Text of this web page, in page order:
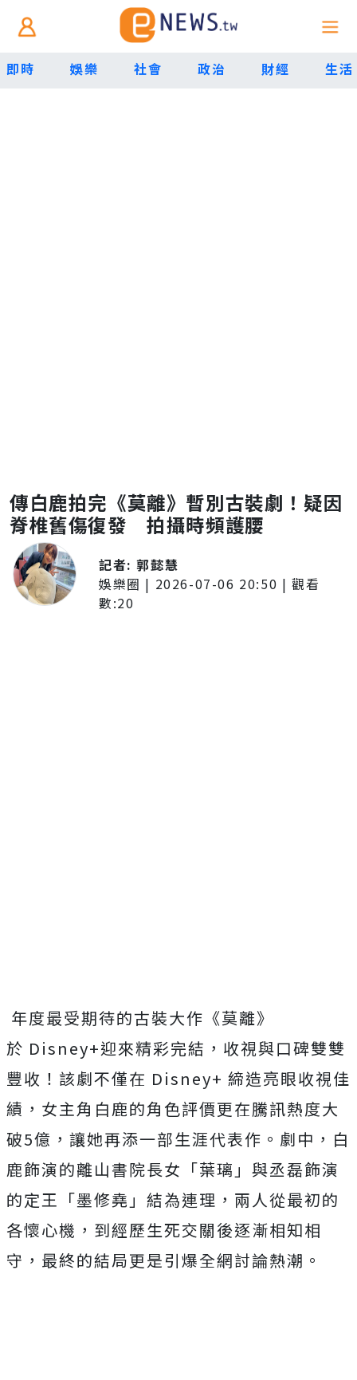
即時 娛樂 社會 政治 財經 生活
傳白鹿拍完《莫離》暫別古裝劇！疑因
脊椎舊傷復發 拍攝時頻護腰
記者:郭懿慧
娛樂圈 | 2026-07-06 20:50 | 觀看
數:20
年度最受期待的古裝大作《莫離》
於 Disney+迎來精彩完結，收視與口碑雙雙
豐收！該劇不僅在 Disney+ 締造亮眼收視佳
績，女主角白鹿的角色評價更在騰訊熱度大
破5億， 讓她再添一部生涯代表作。劇中，白
鹿飾演的離山書院長女「葉璃」 與丞磊飾演
的定王「墨修堯」結為連理，兩人從最初的
各懷心機， 到經歷生死交關後逐漸相知相
守， 最終的結局更是引爆全網討論熱潮。